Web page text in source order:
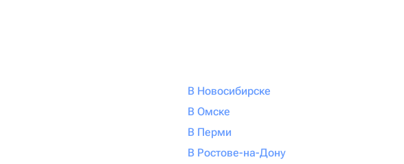
В Новосибирске
В Омске
В Перми
В Ростове-на-Дону